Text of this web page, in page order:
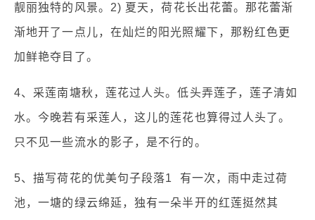
靓丽独特的风景。2) 夏天，荷花长出花蕾。那花蕾渐
渐地开了一点儿，在灿烂的阳光照耀下，那粉红色更
加鲜艳夺目了。
4、采莲南塘秋，莲花过人头。低头弄莲子，莲子清如
水。今晚若有采莲人，这儿的莲花也算得过人头了。
只不见一些流水的影子，是不行的。
5、描写荷花的优美句子段落1 有一次，雨中走过荷
池，一塘的绿云绵延，独有一朵半开的红莲挺然其